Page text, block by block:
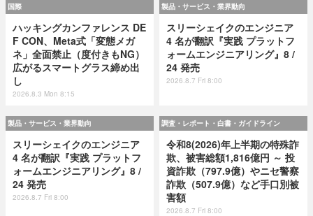
国際
ハッキングカンファレンス DE
F CON、Meta式「変態メガ
ネ」全面禁止（度付きもNG）
広がるスマートグラス締め出
し
2026.8.3 Mon 8:15
製品・サービス・業界動向
スリーシェイクのエンジニア
4 名が翻訳『実践 プラットフ
ォームエンジニアリング』8 /
24 発売
2026.8.7 Fri 8:00
製品・サービス・業界動向
スリーシェイクのエンジニア
4 名が翻訳『実践 プラットフ
ォームエンジニアリング』8 /
24 発売
2026.8.7 Fri 8:00
調査・レポート・白書・ガイドライン
令和8(2026)年上半期の特殊詐
欺、被害総額1,816億円 ～ 投
資詐欺（797.9億）やニセ警察
詐欺（507.9億）など手口別被
害額
2026.8.7 Fri 8:00